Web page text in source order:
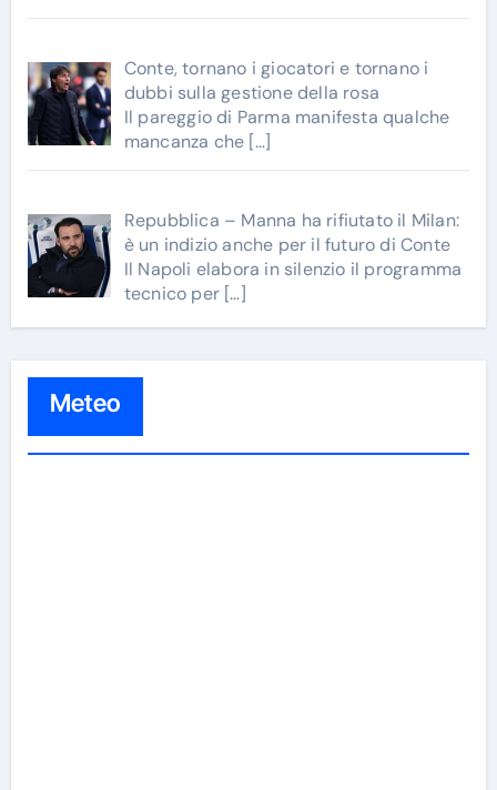
Conte, tornano i giocatori e tornano i
dubbi sulla gestione della rosa
Il pareggio di Parma manifesta qualche
mancanza che […]
Repubblica – Manna ha rifiutato il Milan:
è un indizio anche per il futuro di Conte
Il Napoli elabora in silenzio il programma
tecnico per […]
Meteo